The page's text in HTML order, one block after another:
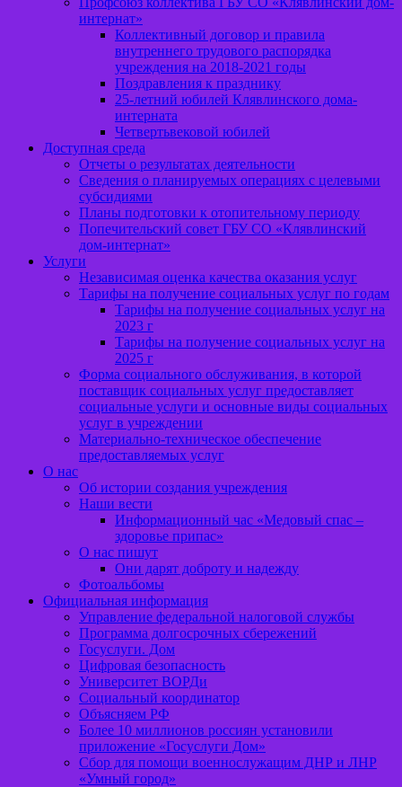
интернат»
Коллективный договор и правила
внутреннего трудового распорядка
учреждения на 2018-2021 годы
Поздравления к празднику
25-летний юбилей Клявлинского дома-
интерната
Четвертьвековой юбилей
Доступная среда
Отчеты о результатах деятельности
Сведения о планируемых операциях с целевыми
субсидиями
Планы подготовки к отопительному периоду
Попечительский совет ГБУ СО «Клявлинский
дом-интернат»
Услуги
Независимая оценка качества оказания услуг
Тарифы на получение социальных услуг по годам
Тарифы на получение социальных услуг на
2023 г
Тарифы на получение социальных услуг на
2025 г
Форма социального обслуживания, в которой
поставщик социальных услуг предоставляет
социальные услуги и основные виды социальных
услуг в учреждении
Материально-техническое обеспечение
предоставляемых услуг
О нас
Об истории создания учреждения
Наши вести
Информационный час «Медовый спас –
здоровье припас»
О нас пишут
Они дарят доброту и надежду
Фотоальбомы
Официальная информация
Управление федеральной налоговой службы
Программа долгосрочных сбережений
Госуслуги. Дом
Цифровая безопасность
Университет ВОРДи
Социальный координатор
Объясняем РФ
Более 10 миллионов россиян установили
приложение «Госуслуги Дом»
Сбор для помощи военнослужащим ДНР и ЛНР
«Умный город»